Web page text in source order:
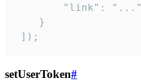
        "link": "..."
    }
]);
setUserToken#